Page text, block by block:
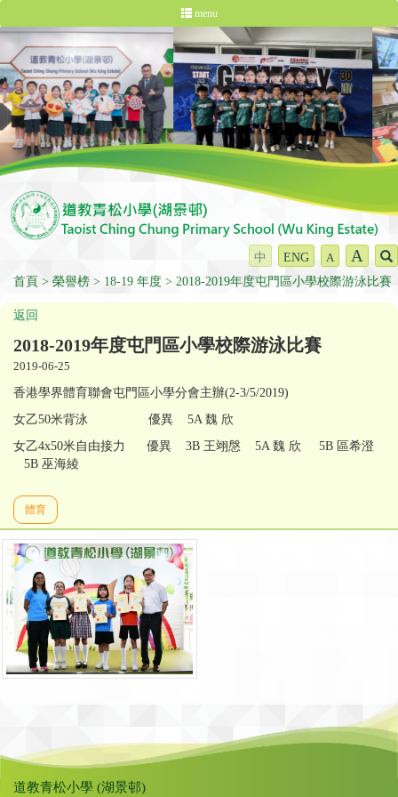
menu
中 ENG A A
首頁 榮譽榜 18-19 年度 2018-2019年度屯門區小學校際游泳比賽
返回
2018-2019年度屯門區小學校際游泳比賽
2019-06-25
香港學界體育聯會屯門區小學分會主辦(2-3/5/2019)
女乙50米背泳 優異 5A 魏 欣
女乙4x50米自由接力 優異 3B 王翊慇 5A 魏 欣 5B 區希澄
5B 巫海綾
體育
道教青松小學 (湖景邨)